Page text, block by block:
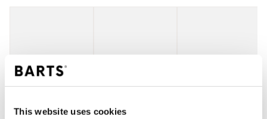
This website uses cookies